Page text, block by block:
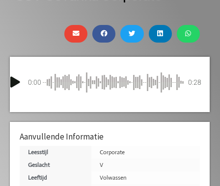
0:00 0:28
Aanvullende Informatie
Leesstijl
Corporate
Geslacht
V
Leeftijd
Volwassen